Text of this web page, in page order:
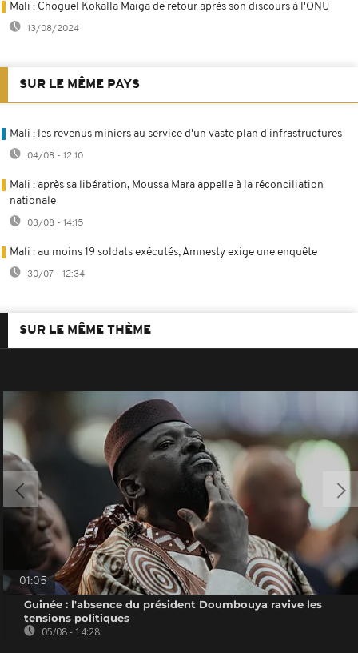
Mali : Choguel Kokalla Maïga de retour après son discours à l'ONU
13/08/2024
SUR LE MÊME PAYS
Mali : les revenus miniers au service d'un vaste plan d'infrastructures
04/08 - 12:10
Mali : après sa libération, Moussa Mara appelle à la réconciliation
nationale
03/08 - 14:15
Mali : au moins 19 soldats exécutés, Amnesty exige une enquête
30/07 - 12:34
SUR LE MÊME THÈME
01:05
Guinée : l'absence du président Doumbouya ravive les
tensions politiques
05/08 - 14:28